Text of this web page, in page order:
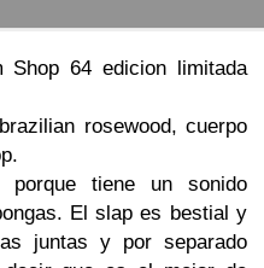
64 edicion limitada
rosewood, cuerpo
tiene un sonido
El slap es bestial y
juntas y por separado